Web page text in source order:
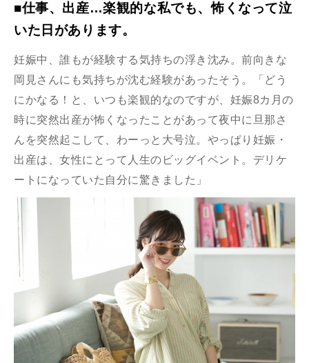
■仕事、出産…楽観的な私でも、怖くなって泣
いた日があります。
妊娠中、誰もが経験する気持ちの浮き沈み。前向きな
岡見さんにも気持ちが沈む経験があったそう。「どう
にかなる！と、いつも楽観的なのですが、妊娠8カ月の
時に突然出産が怖くなったことがあって夜中に旦那さ
んを突然起こして、わーっと大号泣。やっぱり妊娠・
出産は、女性にとって人生のビッグイベント。デリケ
ートになっていた自分に驚きました」